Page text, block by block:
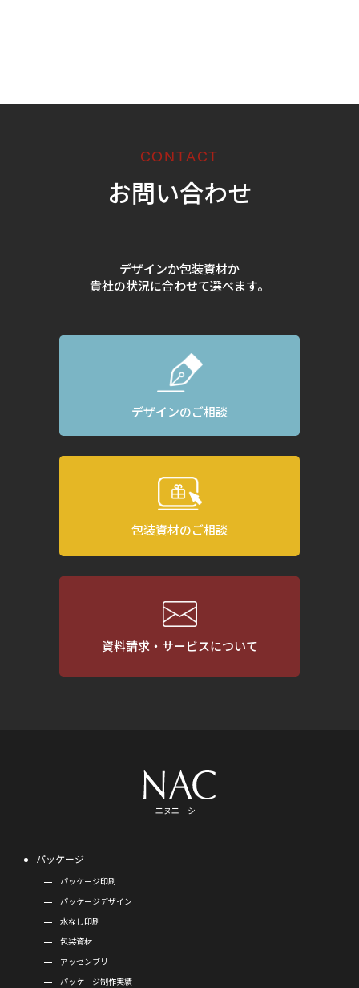
CONTACT
お問い合わせ
デザインか包装資材か
貴社の状況に合わせて選べます。
デザインのご相談
包装資材のご相談
資料請求・サービスについて
エヌエーシー
パッケージ
パッケージ印刷
パッケージデザイン
水なし印刷
包装資材
アッセンブリー
パッケージ制作実績